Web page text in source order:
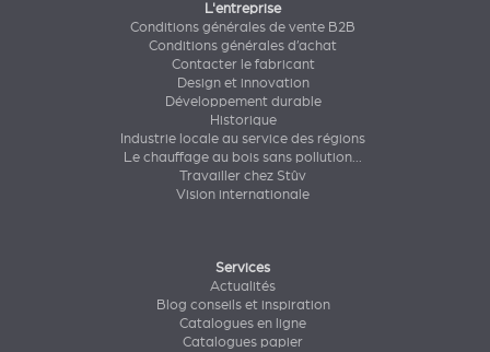
L'entreprise
Conditions générales de vente B2B
Conditions générales d’achat
Contacter le fabricant
Design et innovation
Développement durable
Historique
Industrie locale au service des régions
Le chauffage au bois sans pollution...
Travailler chez Stûv
Vision internationale
Services
Actualités
Blog conseils et inspiration
Catalogues en ligne
Catalogues papier